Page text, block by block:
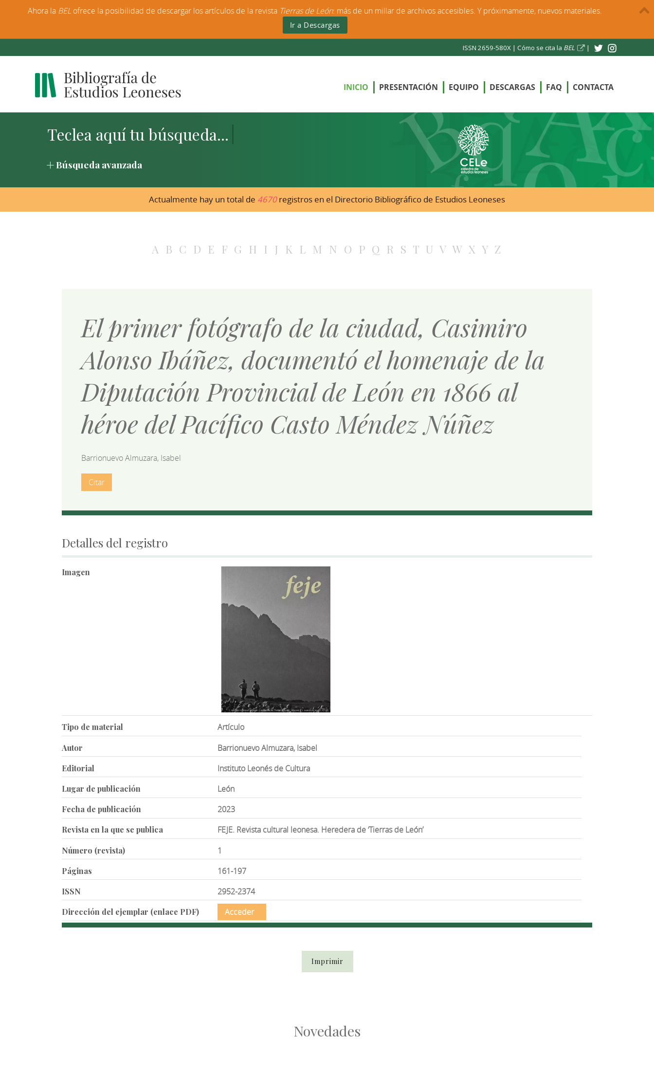
ISSN 2659-580X | Cómo se cita la BEL |
INICIO PRESENTACIÓN EQUIPO DESCARGAS FAQ CONTACTA
Búsqueda avanzada
Actualmente hay un total de 4670registros en el Directorio Bibliográfico de Estudios Leoneses
A B C D E F G H I J K L M N O P Q R S T U V W X Y Z
El primer fotógrafo de la ciudad, Casimiro
Alonso Ibáñez, documentó el homenaje de la
Diputación Provincial de León en 1866 al
héroe del Pacífico Casto Méndez Núñez
Barrionuevo Almuzara, Isabel
Citar
Detalles del registro
Imagen
Tipo de material Artículo
Autor Barrionuevo Almuzara, Isabel
Editorial Instituto Leonés de Cultura
Lugar de publicación León
Fecha de publicación 2023
Revista en la que se publica FEJE. Revista cultural leonesa. Heredera de ‘Tierras de León’
Número (revista) 1
Páginas 161-197
ISSN 2952-2374
Dirección del ejemplar (enlace PDF) Acceder
Imprimir
Novedades
Ahora la BEL ofrece la posibilidad de descargar los artículos de la revista Tierras de León: más de un millar de archivos accesibles. Y próximamente, nuevos materiales.
Ir a Descargas